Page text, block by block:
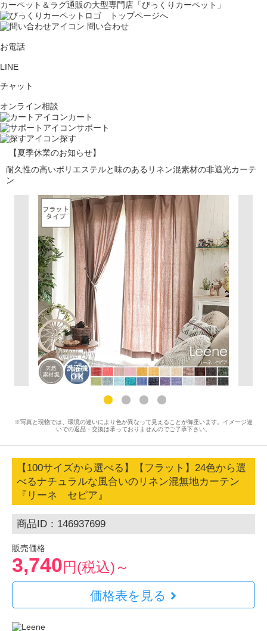
カーペット＆ラグ通販の大型専門店「びっくりカーペット」
問い合わせ
お電話
LINE
チャット
オンライン相談
カート
サポート
探す
【夏季休業のお知らせ】
耐久性の高いポリエステルと味のあるリネン混素材の非遮光カーテ
ン
※写真と現物では、環境の違いにより色が異なって見えることが御座います。イメージ違
いでの返品・交換は承っておりませんのでご了承下さい。
【100サイズから選べる】【フラット】24色から選
べるナチュラルな風合いのリネン混無地カーテン
『リーネ セピア』
商品ID：146937699
販売価格
3,740円(税込)～
価格表を見る